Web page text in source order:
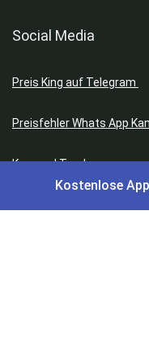
Social Media
Preis King auf Telegram
Preisfehler Whats App
Keyword Tracker
(Telegram)Kostenlose